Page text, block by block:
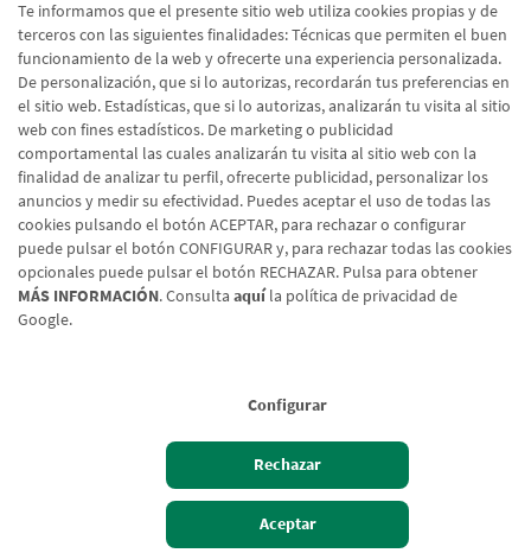
Te informamos que el presente sitio web utiliza cookies propias y de
terceros con las siguientes finalidades: Técnicas que permiten el buen
funcionamiento de la web y ofrecerte una experiencia personalizada.
De personalización, que si lo autorizas, recordarán tus preferencias en
el sitio web. Estadísticas, que si lo autorizas, analizarán tu visita al sitio
web con fines estadísticos. De marketing o publicidad
comportamental las cuales analizarán tu visita al sitio web con la
finalidad de analizar tu perfil, ofrecerte publicidad, personalizar los
anuncios y medir su efectividad. Puedes aceptar el uso de todas las
cookies pulsando el botón ACEPTAR, para rechazar o configurar
puede pulsar el botón CONFIGURAR y, para rechazar todas las cookies
opcionales puede pulsar el botón RECHAZAR. Pulsa para obtener
MÁS INFORMACIÓN. Consulta aquíla política de privacidad de
Google.
Configurar
Rechazar
Aceptar
Hazte cliente Acceso cliente
Aviso legal